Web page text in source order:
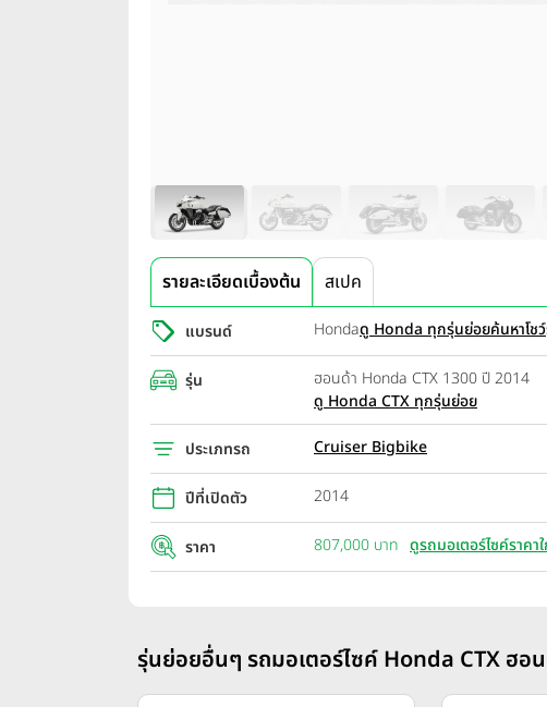
รายละเอียดเบื้องต้น สเปค
แบรนด์ Hondaดู Honda ทุกรุ่นย่อยค้นหาโช
รุ่น
ฮอนด้า Honda CTX 1300 ปี 2014
ดู Honda CTX ทุกรุ่นย่อย
ประเภทรถ Cruiser Bigbike
ปีที่เปิดตัว 2014
ราคา 807,000 บาท ดูรถมอเตอร์ไซค์ราคา
รุ่นย่อยอื่นๆ รถมอเตอร์ไซค์ Honda CTX ฮอน